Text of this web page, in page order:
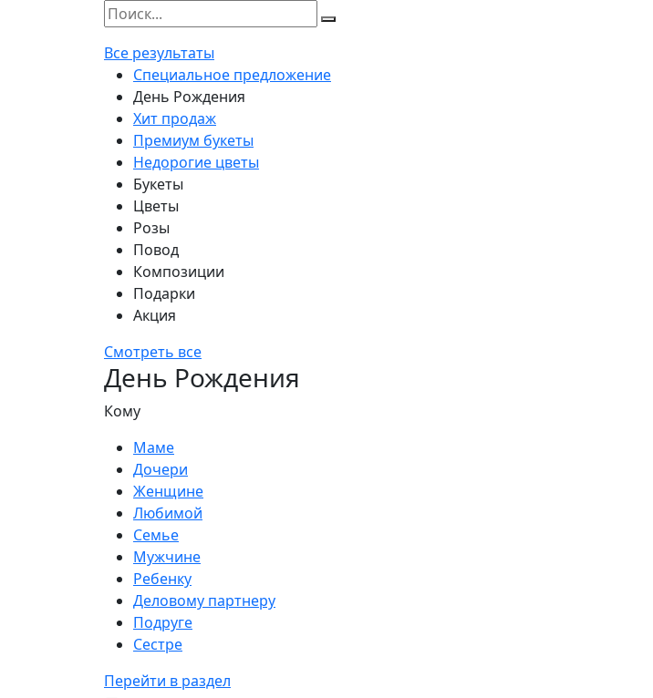
Все результаты
Специальное предложение
День Рождения
Хит продаж
Премиум букеты
Недорогие цветы
Букеты
Цветы
Розы
Повод
Композиции
Подарки
Акция
Смотреть все
День Рождения
Кому
Маме
Дочери
Женщине
Любимой
Семье
Мужчине
Ребенку
Деловому партнеру
Подруге
Сестре
Перейти в раздел